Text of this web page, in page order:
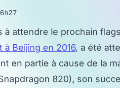
attendre le prochain
Beijing en 2016, a été
en partie à cause de la
820), son